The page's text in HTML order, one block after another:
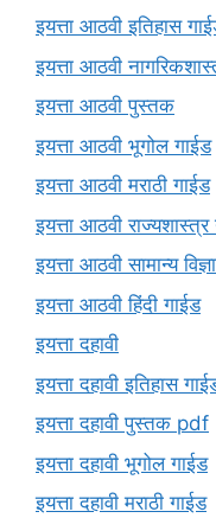
इयत्ता आठवी इतिहास
इयत्ता आठवी
इयत्ता आठवी पुस्तक
इयत्ता आठवी भूगोल गाईड
इयत्ता आठवी मराठी गाईड
इयत्ता आठवी राज्यशास्त्र
इयत्ता आठवी सामान्य
इयत्ता आठवी हिंदी गाईड
इयत्ता दहावी
इयत्ता दहावी इतिहास
इयत्ता दहावी पुस्तक pdf
इयत्ता दहावी भूगोल गाईड
इयत्ता दहावी मराठी गाईड